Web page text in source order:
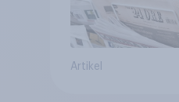
Artikel